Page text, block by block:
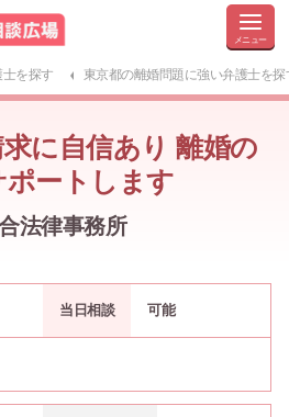
を探す 東京都の離婚問題に強い弁護士を探
に自信あり 離婚の
ートします
法律事務所
当日相談 可能